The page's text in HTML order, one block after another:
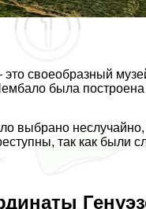
это своеобразный
была
выбрано
так как были